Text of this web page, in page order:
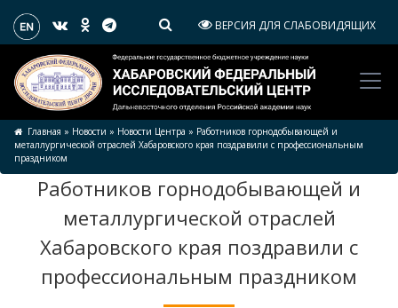
ВЕРСИЯ ДЛЯ СЛАБОВИДЯЩИХ
Главная » Новости » Новости Центра » Работников горнодобывающей и
металлургической отраслей Хабаровского края поздравили с профессиональным
праздником
Работников горнодобывающей и
металлургической отраслей
Хабаровского края поздравили с
профессиональным праздником